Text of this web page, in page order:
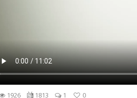
1926 1813 1 0